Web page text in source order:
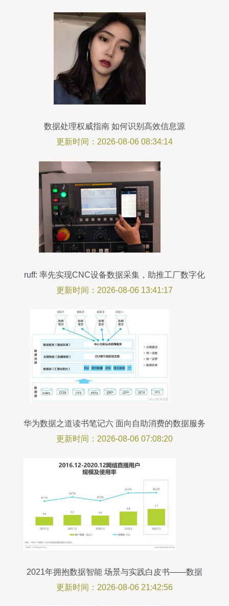
数据处理权威指南 如何识别高效信息源
更新时间：2026-08-06 08:34:14
ruff: 率先实现CNC设备数据采集，助推工厂数字化
转型和数据处理服务升级
更新时间：2026-08-06 13:41:17
华为数据之道读书笔记六 面向自助消费的数据服务
建设分析
更新时间：2026-08-06 07:08:20
2021年拥抱数据智能 场景与实践白皮书——数据
处理服务的革新路径
更新时间：2026-08-06 21:42:56